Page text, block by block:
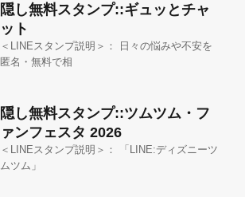
隠し無料スタンプ::ギュッとチャ
ット
＜LINEスタンプ説明＞： 日々の悩みや不安を
匿名・無料で相
隠し無料スタンプ::ツムツム・フ
ァンフェスタ 2026
＜LINEスタンプ説明＞： 「LINE:ディズニーツ
ムツム」